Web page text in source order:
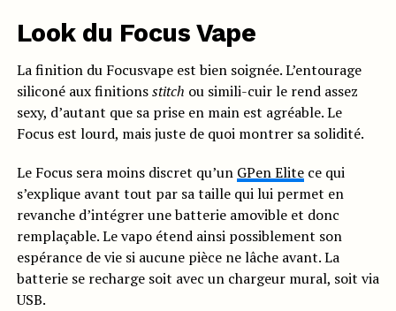
Look du Focus Vape
La finition du Focusvape est bien soignée. L’entourage
siliconé aux finitionsstitch ou simili-cuir le rend assez
sexy, d’autant que sa prise en main est agréable. Le
Focus est lourd, mais juste de quoi montrer sa solidité.
Le Focus sera moins discret qu’un GPen Elitece qui
s’explique avant tout par sa taille qui lui permet en
revanche d’intégrer une batterie amovible et donc
remplaçable. Le vapo étend ainsi possiblement son
espérance de vie si aucune pièce ne lâche avant. La
batterie se recharge soit avec un chargeur mural, soit via
USB.